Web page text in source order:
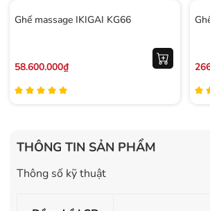
Ghế massage IKIGAI KG66
58.600.000₫
THÔNG TIN SẢN PHẨM
Thông số kỹ thuật